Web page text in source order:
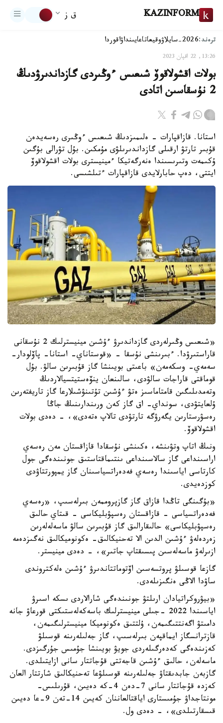
KAZINFORM ق ز
ترەند:2026-سايلاۋ وقيعاتاعايىنداۋاقوردا
13:26, 22 اقپان 2023
بولات اقشولاقوۆ شىعىس ءوڭىردى گازداندىرۋدىڭ
2 نۇسقاسىن اتادى
استانا. قازاقپارات - ەلىمىزدىڭ شىعىس ءوڭىرى رەسەيدەن
قۇبىر تارتۋ ارقىلى گازداندىرىلۋى مۇمكىن. بۇل تۋرالى بۇگىن
ۇكىمەت وتىرىسىندا ەنەرگەتيكا ءمينيسترى بولات اقشولاقوۆ
ايتتى، دەپ حابارلايدى قازاقپارات ءتىلشىسى.
«شىعىس وڭىرلەردى گازداندىرۋ ءۇشىن مينيسترلىك 2 نۇسقانى
قاراستىرۋدا. ءبىرىنشى نۇسقا - «قوستاناي- استانا- پاۆلودار-
سەمەي- وسكەمەن» باعىتى بويىنشا گاز قۇبىرىن سالۋ. بۇل
قوماقتى قاراجات سالۋدى، سالىنعان ينۆەستيتسيالاردىڭ
وتەمدىلىگىن قامتاماسىز ەتۋ ءۇشىن تۇتىنۋشىلارعا گاز تاريفتەرىن
ۇلعايتۋدى، سونداي- اق گاز كەن ورىندارىنىڭ جاڭا
رەسۋرستارىن يگەرۋگە تارتۋدى تالاپ ەتەدى»، - دەدى بولات
اقشولاقوۆ.
ونىڭ اتاپ وتۋىنشە، ەكىنشى نۇسقادا قازاقستان مەن رەسەي
اراسىنداعى گاز سالاسىنداعى ىنتىماقتاستىق جونىندەگى جول
كارتاسى اياسىندا رەسەي فەدەراتسياسىنان گاز يمپورتتاۋدى
كوزدەيدى.
«بۇگىنگى تاڭدا قازاق گاز گازپروممەن بىرلەسىپ، «رەسەي
فەدەراتسياسى - قازاقستان رەسپۋبليكاسى - قىتاي حالىق
رەسپۋبليكاسى» حالىقارالىق گاز قۇبىرىن سالۋ ماسەلەلەرىن
زەردەلەۋ ءۇشىن الدىن الا تەحنيكالىق- ەكونوميكالىق نەگىزدەمە
ازىرلەۋ ماسەلەسىن پىسىقتاپ جاتىر»، - دەدى مينيستر.
گازعا قوسىلۋ پروتسەسىن اۆتوماتتاندىرۋ ءۇشىن ەلەكتروندى
ساۋدا الاڭى ەنگىزىلەدى.
«بيۋروكراتيادان ارىلتۋ جونىندەگى شارالاردى ىسكە اسىرۋ
اياسىندا 2022 -جىلى مينيسترلىك باسەكەلەستىكتى قورعاۋ جانە
دامىتۋ اگەنتتىگىمەن، ۇلتتىق ەكونوميكا مينيسترلىگىمەن،
قازترانسگاز ايماقپەن بىرلەسىپ، گاز جەلىلەرىنە قوسىلۋ
كەزىندەگى كەدەرگىلەردى جويۋ بويىنشا جۇمىس جۇرگىزدى.
ماسەلەن، حالىق ءۇشىن قاجەتتى قۇجاتتار سانى ازايتىلدى.
گازبەن جابدىقتاۋ جەلىلەرىنە قوسىلۋعا تەحنيكالىق شارتتار العان
كەزدە قۇجاتتار سانى 7-دەن 4-كە دەيىن، قۇرىلىس-
مونتاجداۋ جۇمىستارى اياقتالعاننان كەيىن 14-تەن 9-عا دەيىن
قىسقارتىلدى»، - دەدى ول.